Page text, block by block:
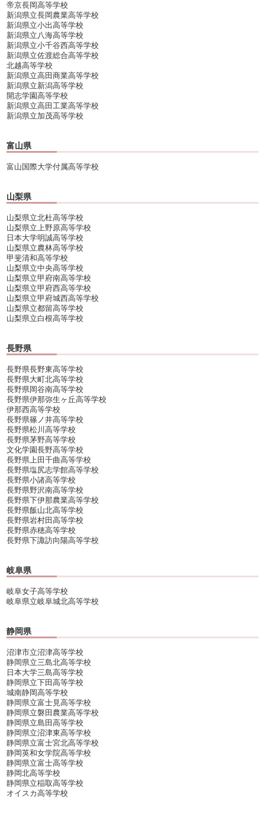
帝京長岡高等学校
新潟県立長岡農業高等学校
新潟県立小出高等学校
新潟県立八海高等学校
新潟県立小千谷西高等学校
新潟県立佐渡総合高等学校
北越高等学校
新潟県立高田商業高等学校
新潟県立新潟高等学校
開志学園高等学校
新潟県立高田工業高等学校
新潟県立加茂高等学校
富山県
富山国際大学付属高等学校
山梨県
山梨県立北杜高等学校
山梨県立上野原高等学校
日本大学明誠高等学校
山梨県立農林高等学校
甲斐清和高等学校
山梨県立中央高等学校
山梨県立甲府南高等学校
山梨県立甲府西高等学校
山梨県立甲府城西高等学校
山梨県立都留高等学校
山梨県立白根高等学校
長野県
長野県長野東高等学校
長野県大町北高等学校
長野県岡谷南高等学校
長野県伊那弥生ヶ丘高等学校
伊那西高等学校
長野県篠ノ井高等学校
長野県松川高等学校
長野県茅野高等学校
文化学園長野高等学校
長野県上田千曲高等学校
長野県塩尻志学館高等学校
長野県小諸高等学校
長野県野沢南高等学校
長野県下伊那農業高等学校
長野県飯山北高等学校
長野県岩村田高等学校
長野県赤穂高等学校
長野県下諏訪向陽高等学校
岐阜県
岐阜女子高等学校
岐阜県立岐阜城北高等学校
静岡県
沼津市立沼津高等学校
静岡県立三島北高等学校
日本大学三島高等学校
静岡県立下田高等学校
城南静岡高等学校
静岡県立富士見高等学校
静岡県立磐田農業高等学校
静岡県立島田高等学校
静岡県立沼津東高等学校
静岡県立富士宮北高等学校
静岡英和女学院高等学校
静岡県立富士高等学校
静岡北高等学校
静岡県立稲取高等学校
オイスカ高等学校